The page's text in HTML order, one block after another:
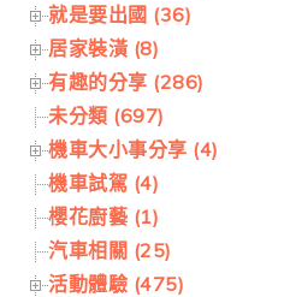
就是要出國 (36)
居家裝潢 (8)
有趣的分享 (286)
未分類 (697)
機車大小事分享 (4)
機車試駕 (4)
櫻花廚藝 (1)
汽車相關 (25)
活動體驗 (475)